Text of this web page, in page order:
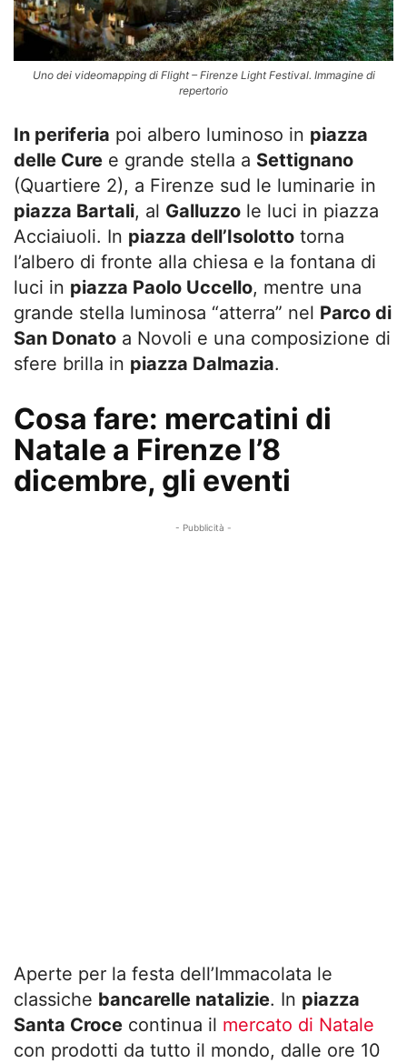
Uno dei videomapping di Flight – Firenze Light Festival. Immagine di
repertorio
In periferia poi albero luminoso in piazza
delle Cure e grande stella a Settignano
(Quartiere 2), a Firenze sud le luminarie in
piazza Bartali, al Galluzzo le luci in piazza
Acciaiuoli. In piazza dell’Isolotto torna
l’albero di fronte alla chiesa e la fontana di
luci in piazza Paolo Uccello, mentre una
grande stella luminosa “atterra” nel Parco di
San Donato a Novoli e una composizione di
sfere brilla in piazza Dalmazia.
Cosa fare: mercatini di
Natale a Firenze l’8
dicembre, gli eventi
- Pubblicità -
Aperte per la festa dell’Immacolata le
classiche bancarelle natalizie. In piazza
Santa Croce continua il mercato di Natale
con prodotti da tutto il mondo, dalle ore 10